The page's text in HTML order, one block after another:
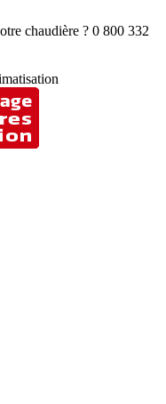
chaudière ? 0 800 332